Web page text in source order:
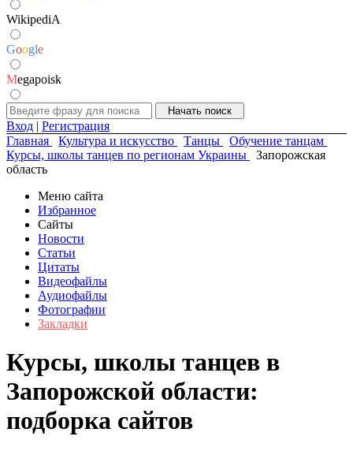
WikipediA
Google
Megapoisk
Вход | Регистрация
Главная
Культура и искусство Танцы
Обучение танцам
Курсы, школы танцев по регионам Украины
Запорожская
область
Меню сайта
Избранное
Сайты
Новости
Статьи
Цитаты
Видеофайлы
Аудиофайлы
Фотографии
Закладки
Курсы, школы танцев в
Запорожской области:
подборка сайтов